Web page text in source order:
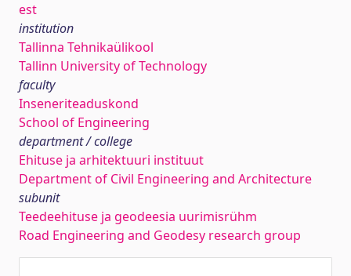
est
institution
Tallinna Tehnikaülikool
Tallinn University of Technology
faculty
Inseneriteaduskond
School of Engineering
department / college
Ehituse ja arhitektuuri instituut
Department of Civil Engineering and Architecture
subunit
Teedeehituse ja geodeesia uurimisrühm
Road Engineering and Geodesy research group